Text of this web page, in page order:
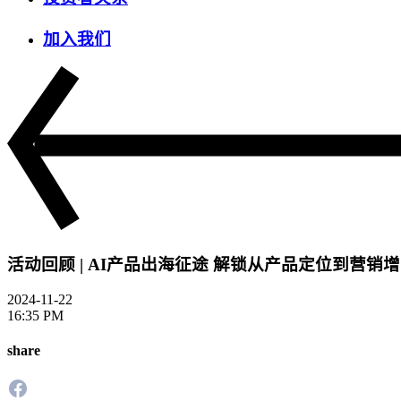
加入我们
活动回顾 | AI产品出海征途 解锁从产品定位到营销
2024-11-22
16:35 PM
share